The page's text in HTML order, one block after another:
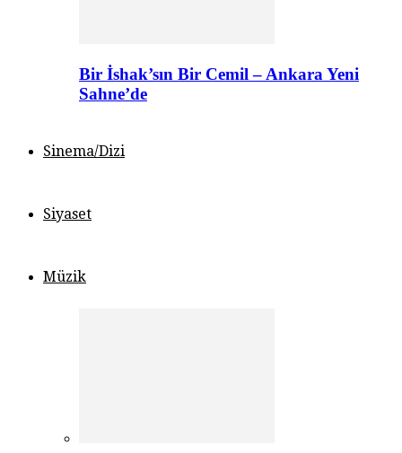
Bir İshak’sın Bir Cemil – Ankara Yeni
Sahne’de
Sinema/Dizi
Siyaset
Müzik